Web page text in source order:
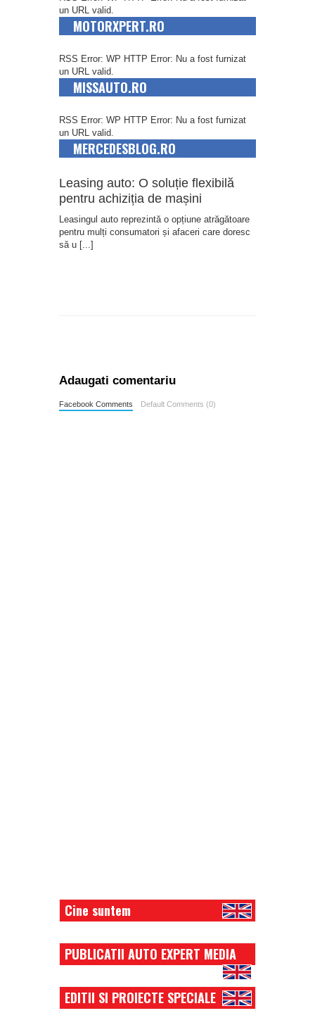
un URL valid.
MOTORXPERT.RO
RSS Error: WP HTTP Error: Nu a fost furnizat
un URL valid.
MISSAUTO.RO
RSS Error: WP HTTP Error: Nu a fost furnizat
un URL valid.
MERCEDESBLOG.RO
Leasing auto: O soluție flexibilă
pentru achiziția de mașini
Leasingul auto reprezintă o opțiune atrăgătoare
pentru mulți consumatori și afaceri care doresc
să u [...]
Adaugati comentariu
Facebook Comments Default Comments (0)
Cine suntem
PUBLICATII AUTO EXPERT MEDIA
EDITII SI PROIECTE SPECIALE